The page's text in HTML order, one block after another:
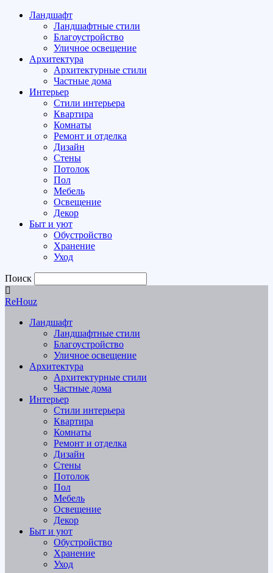
Ландшафт
Ландшафтные стили
Благоустройство
Уличное освещение
Архитектура
Архитектурные стили
Частные дома
Интерьер
Стили интерьера
Квартира
Комнаты
Ремонт и отделка
Дизайн
Стены
Потолок
Пол
Мебель
Освещение
Декор
Быт и уют
Обустройство
Хранение
Уход
Поиск
ReHouz
Ландшафт
Ландшафтные стили
Благоустройство
Уличное освещение
Архитектура
Архитектурные стили
Частные дома
Интерьер
Стили интерьера
Квартира
Комнаты
Ремонт и отделка
Дизайн
Стены
Потолок
Пол
Мебель
Освещение
Декор
Быт и уют
Обустройство
Хранение
Уход